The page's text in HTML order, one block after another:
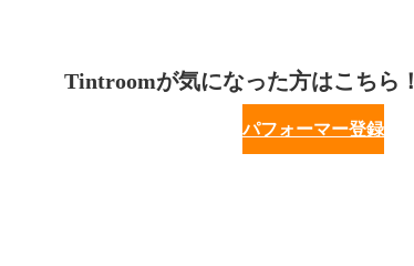
Tintroomが気になった方はこちら！
パフォーマー登録